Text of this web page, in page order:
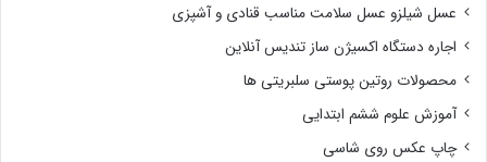
عسل شیلزو عسل سلامت مناسب قنادی و آشپزی
اجاره دستگاه اکسیژن ساز تندیس آنلاین
محصولات روتین پوستی سلبریتی ها
آموزش علوم ششم ابتدایی
چاپ عکس روی شاسی